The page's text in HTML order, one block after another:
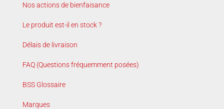
Nos actions de bienfaisance
Le produit est-il en stock ?
Délais de livraison
FAQ (Questions fréquemment posées)
BSS Glossaire
Marques